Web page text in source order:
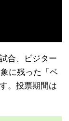
合、ビジター
に残った「ベ
。投票期間は